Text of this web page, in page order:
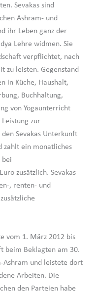
Sevakas sind
Ashram- und
ihr Leben ganz der
Lehre widmen. Sie
verpflichtet, nach
zu leisten. Gegenstand
in Küche, Haushalt,
Buchhaltung,
von Yogaunterricht
zur
Sevakas Unterkunft
zahlt ein monatliches
bei
zusätzlich. Sevakas
, renten- und
vom 1. März 2012 bis
beim Beklagten am 30.
Ashram und leistete dort
Arbeiten. Die
den Parteien habe